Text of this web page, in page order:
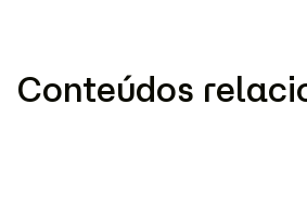
Conteúdos